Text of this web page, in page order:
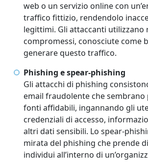
web o un servizio online con
traffico fittizio, rendendolo
legittimi. Gli attaccanti
compromessi, conosciute come
generare questo traffico.
Phishing e spear-phishing
Gli attacchi di phishing
email fraudolente che sembrano
fonti affidabili, ingannando gli
credenziali di accesso,
altri dati sensibili. Lo spear-
mirata del phishing che prende
individui all’interno di